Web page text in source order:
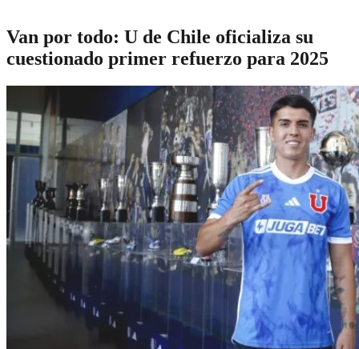
Van por todo: U de Chile oficializa su
cuestionado primer refuerzo para 2025